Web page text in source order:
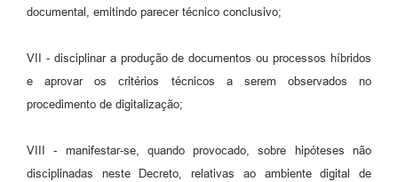
documental, emitindo parecer técnico conclusivo;
VII - disciplinar a produção de documentos ou processos híbridos
e aprovar os critérios técnicos a serem observados no
procedimento de digitalização;
VIII - manifestar-se, quando provocado, sobre hipóteses não
disciplinadas neste Decreto, relativas ao ambiente digital de